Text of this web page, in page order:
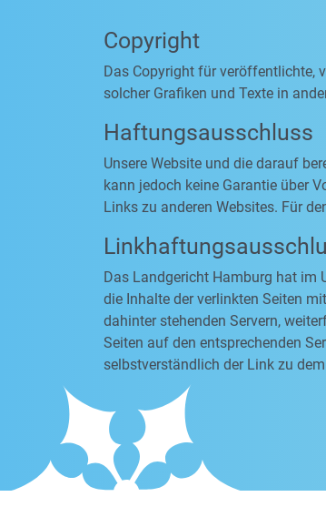
Copyright
Das Copyright für veröffentlichte,
solcher Grafiken und Texte in
Haftungsausschluss
Unsere Website und die darauf
kann jedoch keine Garantie über
Links zu anderen Websites. Für
Das Landgericht Hamburg hat im
die Inhalte der verlinkten Seiten
dahinter stehenden Servern,
Seiten auf den entsprechenden
selbstverständlich der Link zu